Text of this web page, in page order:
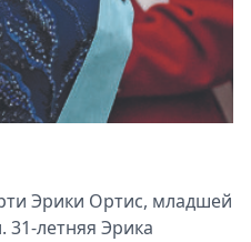
Эрики Ортис, младшей
31-летняя Эрика